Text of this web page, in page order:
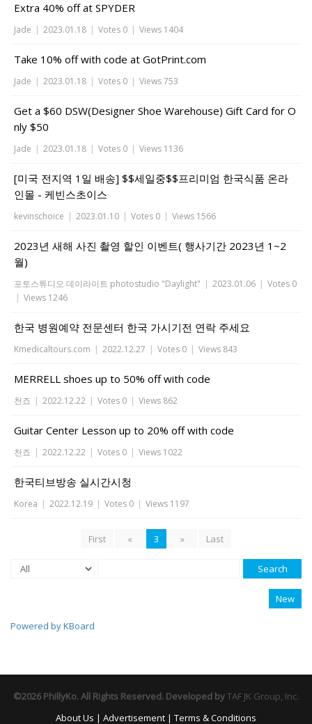
Extra 40% off at SPYDER
Jade | 2023.01.18 | Votes 0 | Views 1404
Take 10% off with code at GotPrint.com
Jade | 2023.01.18 | Votes 0 | Views 753
Get a $60 DSW(Designer Shoe Warehouse) Gift Card for O
nly $50
Jade | 2023.01.18 | Votes 0 | Views 1136
[미국 전지역 1일 배송] $$세일중$$프리미엄 한국식품 온라
인몰 - 케빈스초이스
kevinschoice | 2023.01.10 | Votes 0 | Views 1566
2023년 새해 사진 촬영 할인 이벤트( 행사기간 2023년 1~2
월)
포토스튜디오 데이라이트 photostudio "Daylight" | 2023.01.06 | Votes 0
| Views 1246
한국 병원예약 전문센터 한국 가시기전 연락 주세요
Kmedicaltours.com | 2022.12.27 | Votes 0 | Views 843
MERRELL shoes up to 50% off with code
천죠 | 2022.12.22 | Votes 0 | Views 862
Guitar Center Lesson up to 20% off with code
천죠 | 2022.12.22 | Votes 0 | Views 1022
한국티브방송 실시간시청
Korea | 2022.12.19 | Votes 0 | Views 1197
First « 3 » Last
Search
New
Powered by KBoard
©2026 PhillyKo. All Rights Reserved. Developed byTAF JK Group, Inc.
About Us | Advertisement | Terms & Conditions